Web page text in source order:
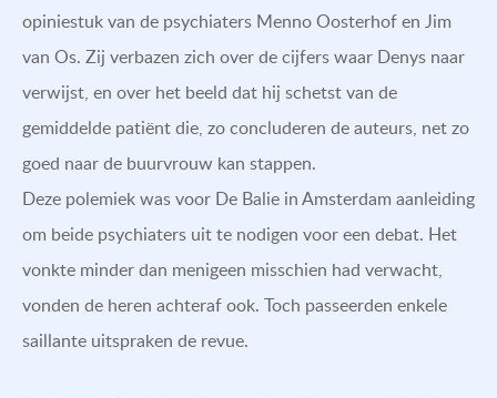
opiniestuk van de psychiaters Menno Oosterhof en Jim
van Os. Zij verbazen zich over de cijfers waar Denys naar
verwijst, en over het beeld dat hij schetst van de
gemiddelde patiënt die, zo concluderen de auteurs, net zo
goed naar de buurvrouw kan stappen.
Deze polemiek was voor De Balie in Amsterdam aanleiding
om beide psychiaters uit te nodigen voor een debat. Het
vonkte minder dan menigeen misschien had verwacht,
vonden de heren achteraf ook. Toch passeerden enkele
saillante uitspraken de revue.